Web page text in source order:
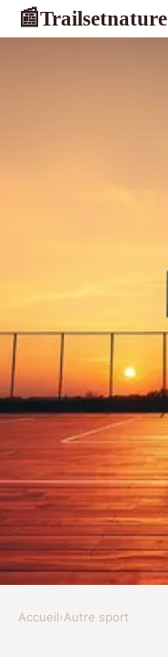
📰Trailsetnature
AUTRE SPORT
Accueil›Autre sport